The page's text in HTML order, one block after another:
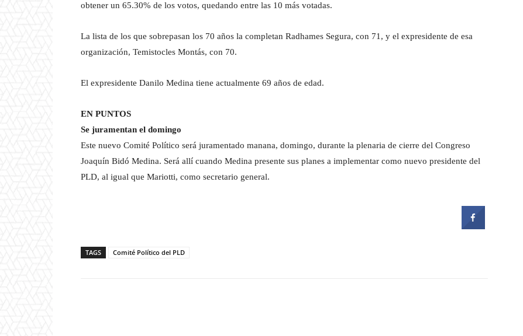
obtener un 65.30% de los votos, quedando entre las 10 más votadas.
La lista de los que sobrepasan los 70 años la completan Radhames Segura, con 71, y el expresidente de esa
organización, Temistocles Montás, con 70.
El expresidente Danilo Medina tiene actualmente 69 años de edad.
EN PUNTOS
Se juramentan el domingo
Este nuevo Comité Político será juramentado manana, domingo, durante la plenaria de cierre del Congreso
Joaquín Bidó Medina. Será allí cuando Medina presente sus planes a implementar como nuevo presidente del
PLD, al igual que Mariotti, como secretario general.
TAGS Comité Político del PLD